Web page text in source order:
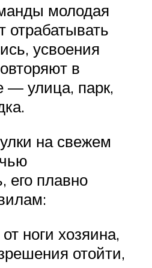
молодая
отрабатывать
усвоения
в
— улица, парк,
на свежем
его плавно
ноги хозяина,
отойти,